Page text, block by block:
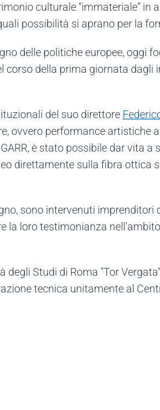
culturale “immateriale”
possibilità si aprano per la
delle politiche europee, oggi
della prima giornata
del suo direttore
ovvero performance
è stato possibile dar vita
direttamente sulla fibra ottica
sono intervenuti
la loro testimonianza
Studi di Roma "Tor
tecnica unitamente al